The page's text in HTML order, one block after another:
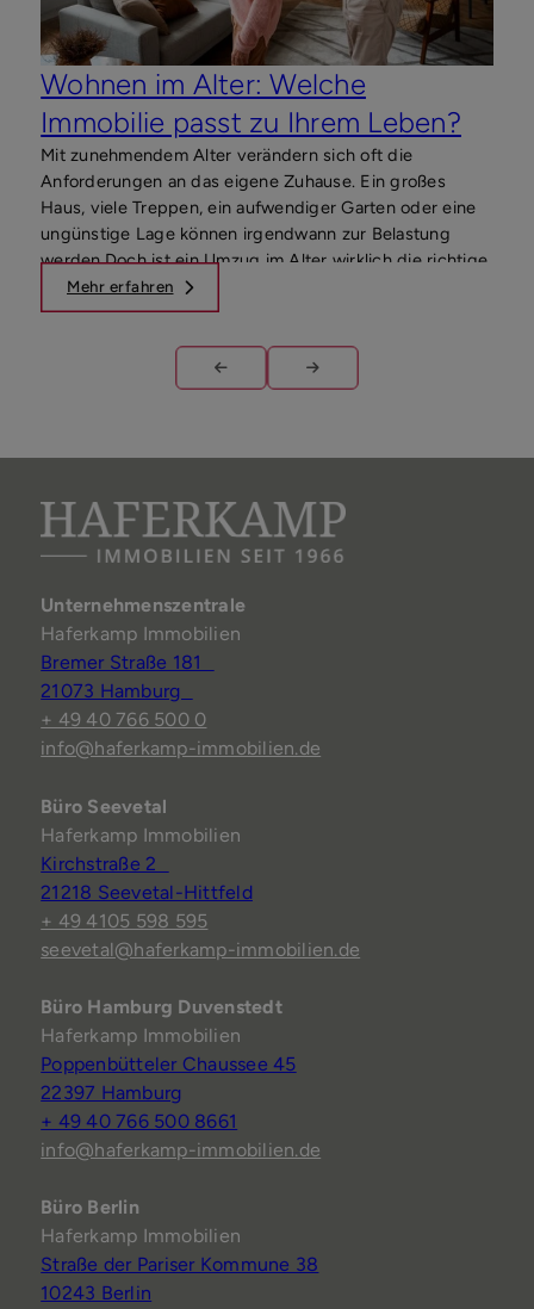
Wohnen im Alter: Welche
Immobilie passt zu Ihrem Leben?
Mit zunehmendem Alter verändern sich oft die
Anforderungen an das eigene Zuhause. Ein großes
Haus, viele Treppen, ein aufwendiger Garten oder eine
ungünstige Lage können irgendwann zur Belastung
werden.Doch ist ein Umzug im Alter wirklich die richtige
Entscheidung? Oder lässt sich die bestehende
Immobilie so anpassen, dass ein selbstbestimmtes
welche Fragen Sie sich stellen sollten und wie Sie die
Wohnsituation finden, die langfristig zu Ihrem Leben
Mehr erfahren
Unternehmenszentrale
Haferkamp Immobilien
Bremer Straße 181
21073 Hamburg
+ 49 40 766 500 0
info@haferkamp-immobilien.de
Büro Seevetal
Haferkamp Immobilien
Kirchstraße 2
21218 Seevetal-Hittfeld
+ 49 4105 598 595
seevetal@haferkamp-immobilien.de
Büro Hamburg Duvenstedt
Haferkamp Immobilien
Poppenbütteler Chaussee 45
22397 Hamburg
+ 49 40 766 500 8661
info@haferkamp-immobilien.de
Büro Berlin
Haferkamp Immobilien
Straße der Pariser Kommune 38
10243 Berlin